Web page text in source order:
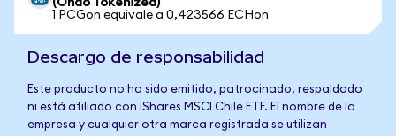
(Ondo Tokenized)
1 PCGon equivale a 0,423566 ECHon
Descargo de responsabilidad
Este producto no ha sido emitido, patrocinado, respaldado
ni está afiliado con iShares MSCI Chile ETF. El nombre de la
empresa y cualquier otra marca registrada se utilizan